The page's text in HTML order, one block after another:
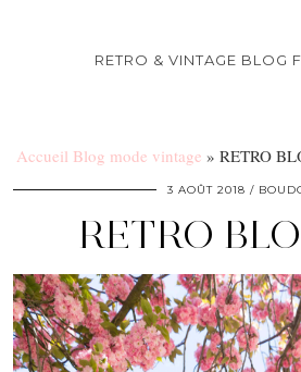
RETRO & VINTAGE BLOG
Accueil Blog mode vintage » RETRO
3 AOÛT 2018
RETRO